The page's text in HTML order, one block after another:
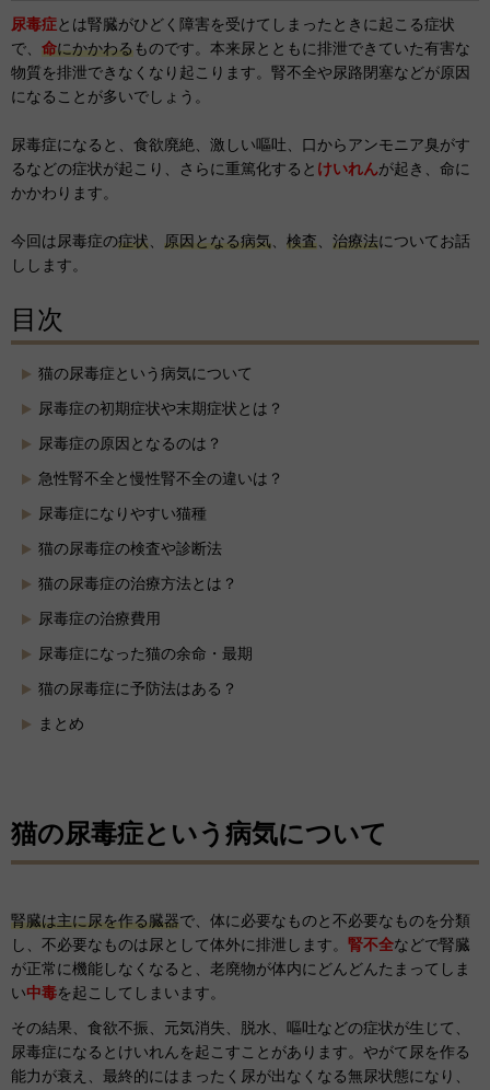
尿毒症とは腎臓がひどく障害を受けてしまったときに起こる症状
で、 命にかかわるものです。本来尿とともに排泄できていた有害な
物質を排泄できなくなり起こります。腎不全や尿路閉塞などが原因
になることが多いでしょう。
尿毒症になると、食欲廃絶、激しい嘔吐、口からアンモニア臭がす
るなどの症状が起こり、さらに重篤化すると けいれんが起き、命に
かかわります。
今回は尿毒症の症状、 原因となる病気、 検査、 治療法についてお話
しします。
目次
猫の尿毒症という病気について
尿毒症の初期症状や末期症状とは？
尿毒症の原因となるのは？
急性腎不全と慢性腎不全の違いは？
尿毒症になりやすい猫種
猫の尿毒症の検査や診断法
猫の尿毒症の治療方法とは？
尿毒症の治療費用
尿毒症になった猫の余命・最期
猫の尿毒症に予防法はある？
まとめ
猫の尿毒症という病気について
腎臓は主に尿を作る臓器で、体に必要なものと不必要なものを分類
し、不必要なものは尿として体外に排泄します。 腎不全などで腎臓
が正常に機能しなくなると、老廃物が体内にどんどんたまってしま
い中毒を起こしてしまいます。
その結果、食欲不振、元気消失、脱水、嘔吐などの症状が生じて、
尿毒症になるとけいれんを起こすことがあります。やがて尿を作る
能力が衰え、最終的にはまったく尿が出なくなる無尿状態になり、